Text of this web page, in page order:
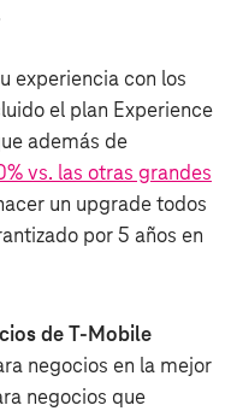
experiencia con los
el plan Experience
además de
vs. las otras grandes
un upgrade todos
por 5 años en
de T‑Mobile
negocios en la mejor
negocios que